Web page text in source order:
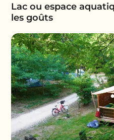
Lac ou espace
les goûts